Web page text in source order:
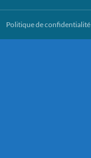
Politique de confidentialité